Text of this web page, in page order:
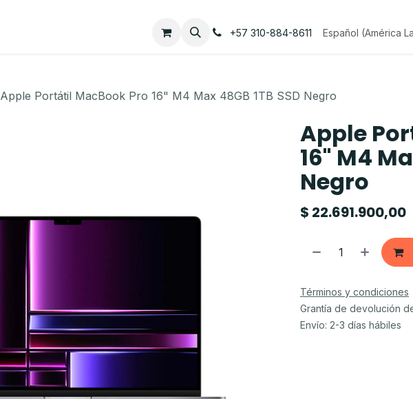
Contáctenos+57 310-884-8611 Español (América
Apple Portátil MacBook Pro 16" M4 Max 48GB 1TB SSD Negro
Apple
16" M4
Negro
$ 22.691.900,00
Términos y condiciones
Grantía de devolución
Envío: 2-3 días hábiles